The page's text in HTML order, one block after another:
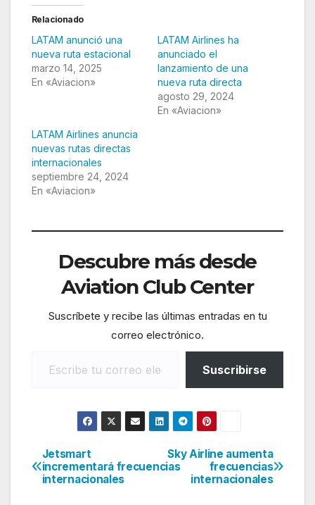
Relacionado
LATAM anunció una
nueva ruta estacional
marzo 14, 2025
En «Aviacion»
LATAM Airlines ha
anunciado el
lanzamiento de una
nueva ruta directa
agosto 29, 2024
En «Aviacion»
LATAM Airlines anuncia
nuevas rutas directas
internacionales
septiembre 24, 2024
En «Aviacion»
Descubre más desde
Aviation Club Center
Suscríbete y recibe las últimas entradas en tu
correo electrónico.
Suscribirse
Navegación
de
Sky Airline aumenta
frecuencias
internacionales
Jetsmart
incrementará frecuencias
internacionales